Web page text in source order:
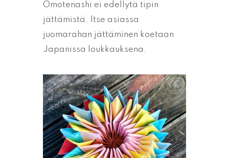
Omotenashi ei edellytä tipin
jättämistä. Itse asiassa
juomarahan jättäminen koetaan
Japanissa loukkauksena.